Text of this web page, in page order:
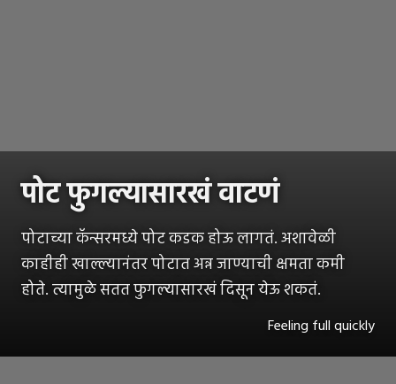
पोट फुगल्यासारखं वाटणं
पोटाच्या कॅन्सरमध्ये पोट कडक होऊ लागतं. अशावेळी
काहीही खाल्ल्यानंतर पोटात अन्न जाण्याची क्षमता कमी
होते. त्यामुळे सतत फुगल्यासारखं दिसून येऊ शकतं.
Feeling full quickly